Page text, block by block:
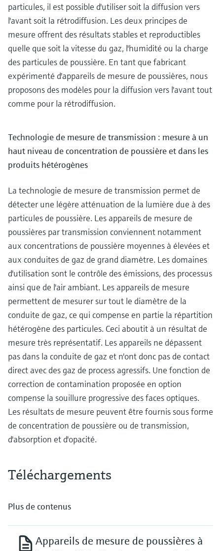
particules, il est possible d'utiliser soit la diffusion vers
l'avant soit la rétrodiffusion. Les deux principes de
mesure offrent des résultats stables et reproductibles
quelle que soit la vitesse du gaz, l'humidité ou la charge
des particules de poussière. En tant que fabricant
expérimenté d'appareils de mesure de poussières, nous
proposons des modèles pour la diffusion vers l'avant tout
comme pour la rétrodiffusion.
Technologie de mesure de transmission : mesure à un
haut niveau de concentration de poussière et dans les
produits hétérogènes
La technologie de mesure de transmission permet de
détecter une légère atténuation de la lumière due à des
particules de poussière. Les appareils de mesure de
poussières par transmission conviennent notamment
aux concentrations de poussière moyennes à élevées et
aux conduites de gaz de grand diamètre. Les domaines
d'utilisation sont le contrôle des émissions, des processus
ainsi que de l'air ambiant. Les appareils de mesure
permettent de mesurer sur tout le diamètre de la
conduite de gaz, ce qui compense en partie la répartition
hétérogène des particules. Ceci aboutit à un résultat de
mesure très représentatif. Les appareils ne dépassent
pas dans la conduite de gaz et n'ont donc pas de contact
direct avec des gaz de process agressifs. Une fonction de
correction de contamination proposée en option
compense la souillure progressive des faces optiques.
Les résultats de mesure peuvent être fournis sous forme
de concentration de poussière ou de transmission,
d'absorption et d'opacité.
Téléchargements
Plus de contenus
Appareils de mesure de poussières à